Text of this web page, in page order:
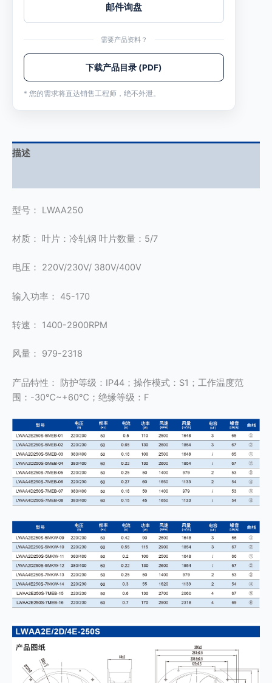
邮件询盘
需要产品资料？
下载产品目录 (PDF)
* 您的需求将直达销售工程师，绝不外泄。
描述
型号： LWAA250
材质： 叶片：冷轧钢 叶片数量：5/7
电压： 220V/230V/ 380V/400V
输入功率： 45-170
转速： 1400-2900RPM
风量： 979-2318
产品特性： 防护等级：IP44；操作模式：S1；工作温度范
围：-30℃~+60℃；绝缘等级：F